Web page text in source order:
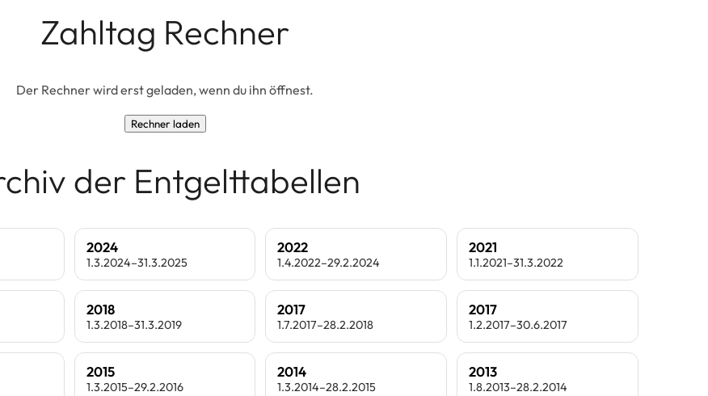
Zahltag Rechner
Der Rechner wird erst geladen, wenn du ihn öffnest.
Rechner laden
der Entgelttabellen
2024
1.3.2024–31.3.2025
2022
1.4.2022–29.2.2024
2021
1.1.2021–31.3.2022
2018
1.3.2018–31.3.2019
2017
1.7.2017–28.2.2018
2017
1.2.2017–30.6.2017
2015
1.3.2015–29.2.2016
2014
1.3.2014–28.2.2015
2013
1.8.2013–28.2.2014